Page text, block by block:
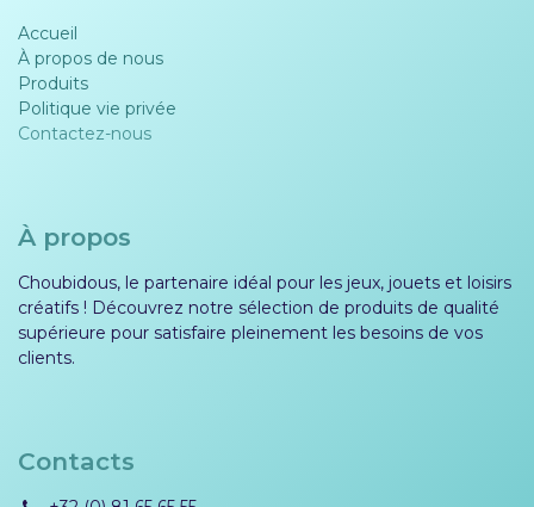
Accueil
À propos de nous
Produits
Politique vie privée​​
Contactez-nous
À propos
Choubidous, le partenaire idéal pour les jeux, jouets et loisirs
créatifs ! Découvrez notre sélection de produits de qualité
supérieure pour satisfaire pleinement les besoins de vos
clients.
Contacts